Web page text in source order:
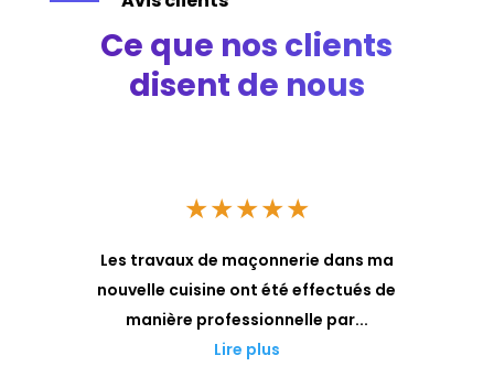
Ce que nos clients
disent de nous
★★★★★
Les travaux de maçonnerie dans ma
nouvelle cuisine ont été effectués de
manière professionnelle par...
Lire plus